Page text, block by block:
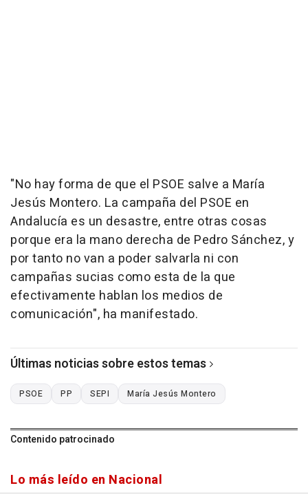
"No hay forma de que el PSOE salve a María
Jesús Montero. La campaña del PSOE en
Andalucía es un desastre, entre otras cosas
porque era la mano derecha de Pedro Sánchez, y
por tanto no van a poder salvarla ni con
campañas sucias como esta de la que
efectivamente hablan los medios de
comunicación", ha manifestado.
Últimas noticias sobre estos temas
PSOE PP SEPI María Jesús Montero
Contenido patrocinado
Lo más leído en Nacional